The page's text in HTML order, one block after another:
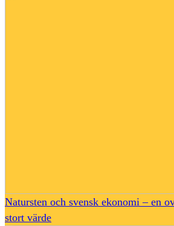
Natursten och svensk ekonomi – en
stort värde